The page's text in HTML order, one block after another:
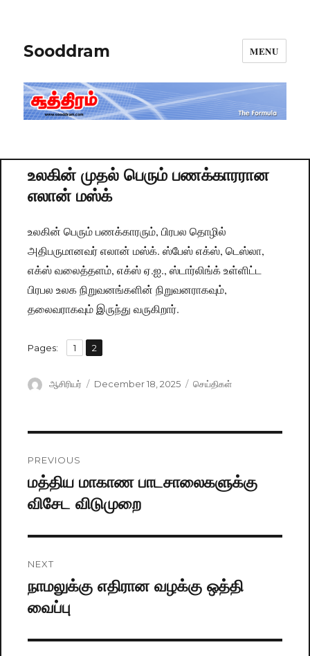
Sooddram MENU
உலகின் முதல் பெரும் பணக்காரரான
எலான் மஸ்க்
உலகின் பெரும் பணக்காரரும், பிரபல தொழில்
அதிபருமானவர் எலான் மஸ்க். ஸ்பேஸ் எக்ஸ், டெஸ்லா,
எக்ஸ் வலைத்தளம், எக்ஸ் ஏ.ஐ., ஸ்டார்லிங்க் உள்ளிட்ட
பிரபல உலக நிறுவனங்களின் நிறுவனராகவும்,
தலைவராகவும் இருந்து வருகிறார்.
Pages: Page
1 ,
Page
2
Author
ஆசிரியர்
Posted
December 18, 2025 Categories
செய்திகள்
navigation
PREVIOUS
Previous
post:
மத்திய மாகாண பாடசாலைகளுக்கு
விசேட விடுமுறை
NEXT
Next
post:
நாமலுக்கு எதிரான வழக்கு ஒத்தி
வைப்பு